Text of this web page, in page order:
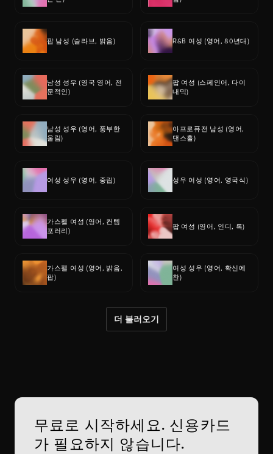
팝 남성 (슬라브, 밝음) R&B 여성 (영어, 80년대)
남성 성우 (영국 영어, 전
문적인)
팝 여성 (스페인어, 다이
내믹)
남성 성우 (영어, 풍부한
울림)
아프로퓨전 남성 (영어,
댄스홀)
여성 성우 (영어, 중립) 성우 여성 (영어, 영국식)
가스펠 여성 (영어, 컨템
포러리)
팝 여성 (영어, 인디, 록)
가스펠 여성 (영어, 밝음,
팝)
여성 성우 (영어, 확신에
찬)
더 불러오기
무료로 시작하세요. 신용카드
가 필요하지 않습니다.